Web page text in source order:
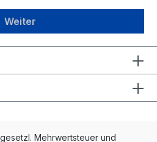
Weiter
Mehrwertsteuer und